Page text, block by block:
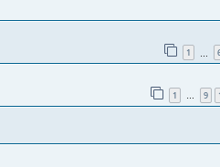
1
1 … 9